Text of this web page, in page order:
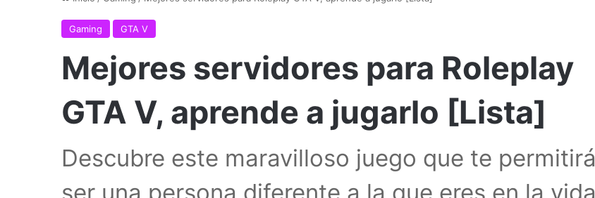
Gaming GTA V
Mejores servidores para Roleplay
GTA V, aprende a jugarlo [Lista]
Descubre este maravilloso juego que te permitirá
ser una persona diferente a la que eres en la vida